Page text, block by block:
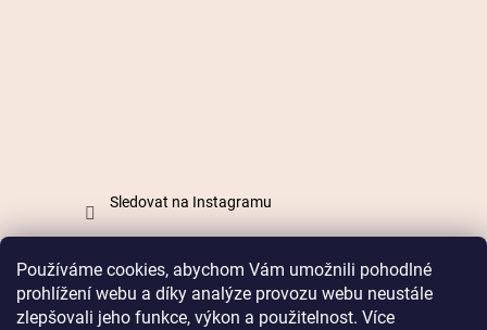
Používáme cookies, abychom Vám umožnili pohodlné
prohlížení webu a díky analýze provozu webu neustále
zlepšovali jeho funkce, výkon a použitelnost. Více
Sledovat na Instagramu
Vytvořil Shoptet